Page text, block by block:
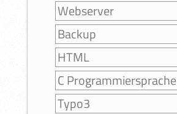
Webserver
Backup
HTML
C Programmiersprache
Typo3